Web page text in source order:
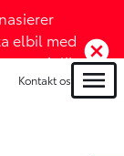
elbil med
rente (Klik
her)
Kontakt os Menu